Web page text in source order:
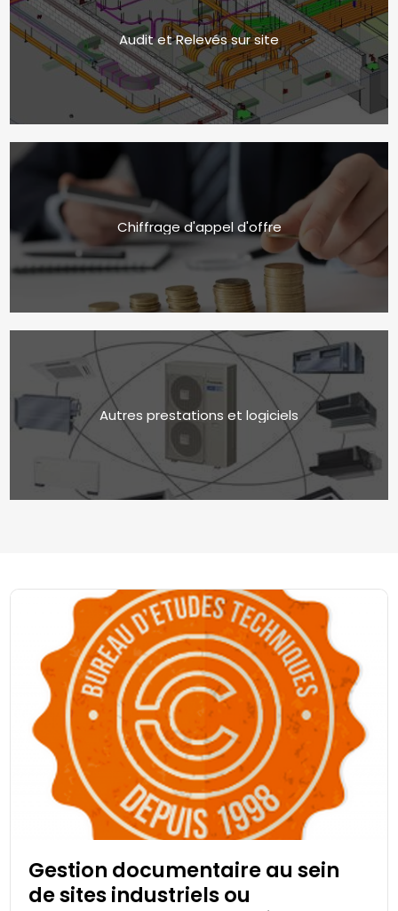
Audit et Relevés sur site
Chiffrage d'appel d'offre
Autres prestations et logiciels
Gestion documentaire au sein
de sites industriels ou